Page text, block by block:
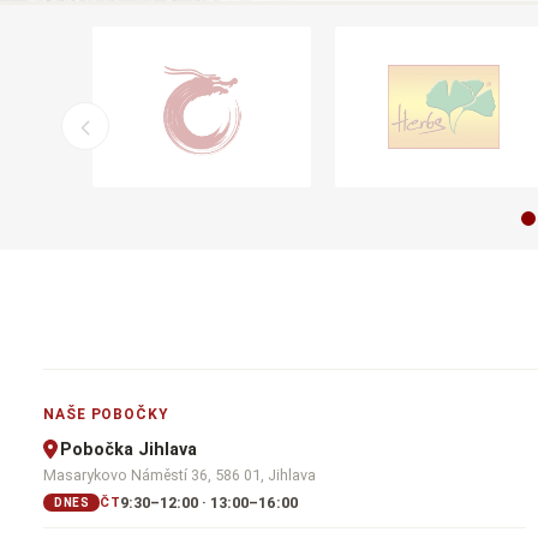
NAŠE POBOČKY
Pobočka Jihlava
Masarykovo Náměstí 36, 586 01, Jihlava
DNES ČT9:30–12:00 · 13:00–16:00